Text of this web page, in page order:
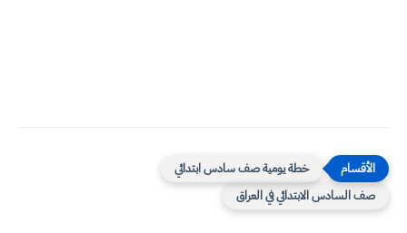
خطة يومية صف سادس ابتدائي
صف السادس الابتدائي في العراق